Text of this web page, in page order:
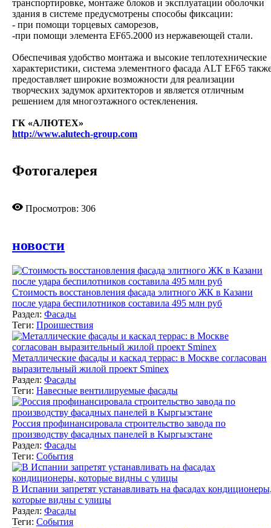
транспортировке, монтаже блоков и эксплуатации оболочки
здания в системе предусмотрены способы фиксации:
- при помощи торцевых саморезов,
-при помощи элемента EF65.2000 из нержавеющей стали.
Обеспечивая удобство монтажа и высокие теплотехнические
характеристики, система элементного фасада ALT EF65
предоставляет широкие возможности для реализации
творческих задумок архитекторов и является отличным
решением для многоэтажного остекленения.
ГК «АЛЮТЕХ»
http://www.alutech-group.com
Фотогалерея
Просмотров: 306
новости
Стоимость восстановления фасада элитного ЖК в Казани
после удара беспилотников составила 495 млн руб
Раздел: Фасады
Теги: Проишествия
Металлические фасады и каскад террас: в Москве согласован
выразительный жилой проект Sminex
Раздел: Фасады
Теги: Навесные вентилируемые фасады
Россия профинансировала строительство завода по
производству фасадных панелей в Кыргызстане
Раздел: Фасады
Теги: События
В Испании запретят устанавливать на фасадах
которые видны с улицы
Раздел: Фасады
Теги: События